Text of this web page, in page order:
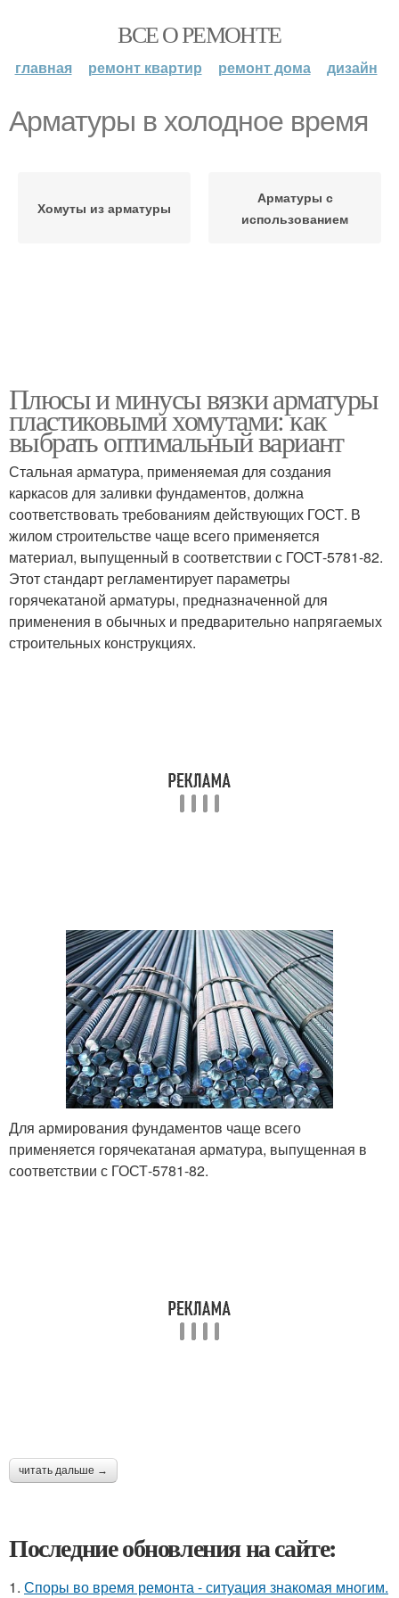
ВСЕ О РЕМОНТЕ
главная ремонт квартир ремонт дома дизайн
Арматуры в холодное время
Хомуты из арматуры
Арматуры с
использованием
Плюсы и минусы вязки арматуры
пластиковыми хомутами: как
выбрать оптимальный вариант
Стальная арматура, применяемая для создания
каркасов для заливки фундаментов, должна
соответствовать требованиям действующих ГОСТ. В
жилом строительстве чаще всего применяется
материал, выпущенный в соответствии с ГОСТ-5781-82.
Этот стандарт регламентирует параметры
горячекатаной арматуры, предназначенной для
применения в обычных и предварительно напрягаемых
строительных конструкциях.
Для армирования фундаментов чаще всего
применяется горячекатаная арматура, выпущенная в
соответствии с ГОСТ-5781-82.
читать дальше →
Последние обновления на сайте:
1. Споры во время ремонта - ситуация знакомая многим.